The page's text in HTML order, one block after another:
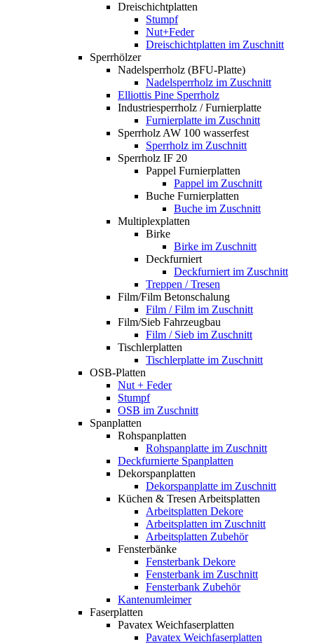
Dreischichtplatten
Stumpf
Nut+Feder
Dreischichtplatten im Zuschnitt
Sperrhölzer
Nadelsperrholz (BFU-Platte)
Nadelsperrholz im Zuschnitt
Elliottis Pine Sperrholz
Industriesperrholz / Furnierplatte
Furnierplatte im Zuschnitt
Sperrholz AW 100 wasserfest
Sperrholz im Zuschnitt
Sperrholz IF 20
Pappel Furnierplatten
Pappel im Zuschnitt
Buche Furnierplatten
Buche im Zuschnitt
Multiplexplatten
Birke
Birke im Zuschnitt
Deckfurniert
Deckfurniert im Zuschnitt
Treppen / Tresen
Film/Film Betonschalung
Film / Film im Zuschnitt
Film/Sieb Fahrzeugbau
Film / Sieb im Zuschnitt
Tischlerplatten
Tischlerplatte im Zuschnitt
OSB-Platten
Nut + Feder
Stumpf
OSB im Zuschnitt
Spanplatten
Rohspanplatten
Rohspanplatte im Zuschnitt
Deckfurnierte Spanplatten
Dekorspanplatten
Dekorspanplatte im Zuschnitt
Küchen & Tresen Arbeitsplatten
Arbeitsplatten Dekore
Arbeitsplatten im Zuschnitt
Arbeitsplatten Zubehör
Fensterbänke
Fensterbank Dekore
Fensterbank im Zuschnitt
Fensterbank Zubehör
Kantenumleimer
Faserplatten
Pavatex Weichfaserplatten
Pavatex Weichfaserplatten